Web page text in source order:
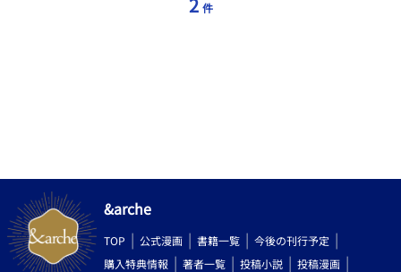
件
&arche
TOP 公式漫画 書籍一覧
今後の刊行予定
購入特典情報
著者一覧 投稿小説 投稿漫画